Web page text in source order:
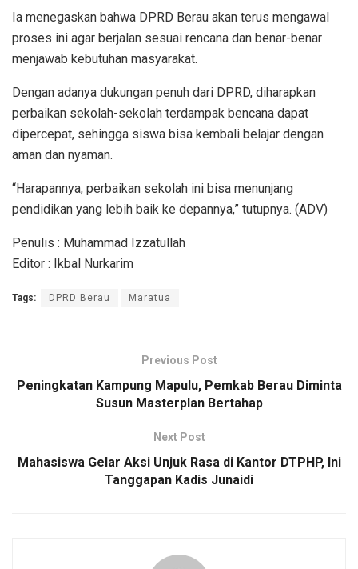
Ia menegaskan bahwa DPRD Berau akan terus mengawal
proses ini agar berjalan sesuai rencana dan benar-benar
menjawab kebutuhan masyarakat.
Dengan adanya dukungan penuh dari DPRD, diharapkan
perbaikan sekolah-sekolah terdampak bencana dapat
dipercepat, sehingga siswa bisa kembali belajar dengan
aman dan nyaman.
“Harapannya, perbaikan sekolah ini bisa menunjang
pendidikan yang lebih baik ke depannya,” tutupnya. (ADV)
Penulis : Muhammad Izzatullah
Editor : Ikbal Nurkarim
Tags: DPRD Berau Maratua
Previous Post
Peningkatan Kampung Mapulu, Pemkab Berau Diminta
Susun Masterplan Bertahap
Next Post
Mahasiswa Gelar Aksi Unjuk Rasa di Kantor DTPHP, Ini
Tanggapan Kadis Junaidi